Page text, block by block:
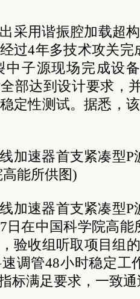
采用谐振腔加载超
过4年多技术攻关
中子源现场完成设
部达到设计要求，
定性测试。据悉，
加速器首支紧凑型
能所供图)
加速器首支紧凑型
日在中国科学院高
验收组听取项目组
调管48小时稳定工
标满足要求，一致